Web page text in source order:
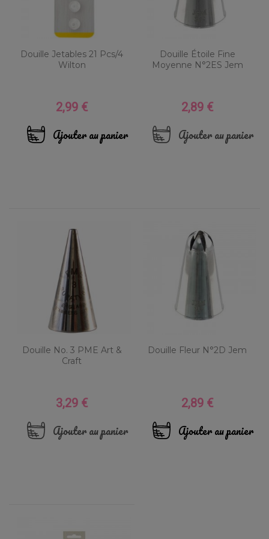
Douille Jetables 21 Pcs/4
Wilton
Prix
2,99 €
Ajouter au panier
Douille Étoile Fine
Moyenne N°2ES Jem
Prix
2,89 €
Ajouter au panier
Douille No. 3 PME Art &
Craft
Prix
3,29 €
Ajouter au panier
Douille Fleur N°2D Jem
Prix
2,89 €
Ajouter au panier